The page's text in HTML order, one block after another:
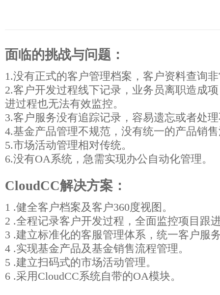
面临的挑战与问题：
1.没有正式的客户管理档案，客户资料查询
2.客户开发过程线下记录，业务员离职造成
进过程也无法有效监控。
3.客户服务没有追踪记录，容易遗忘或者处
4.基金产品管理不规范，没有统一的产品销
5.市场活动管理相对传统。
6.没有OA系统，急需实现办公自动化管理。
CloudCC解决方案：
1 .健全客户档案及客户360度视图。
2 .全程记录客户开发过程，全面监控项目跟
3 .建立标准化的客服管理体系，统一客户服
4 .实现基金产品及基金销售流程管理。
5 .建立扫码式的市场活动管理。
6 .采用CloudCC系统自带的OA模块。